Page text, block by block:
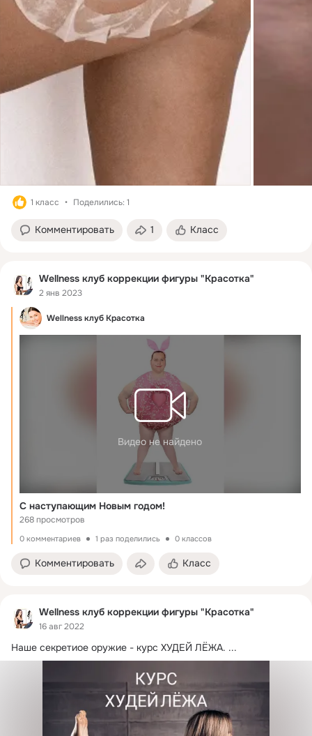
1 класс Поделились: 1
Комментировать 1 Класс
Wellness клуб коррекции фигуры "Красоткa"
2 янв 2023
Wellness клуб Красотка
Видео не найдено
С наступающим Новым годом!
268 просмотров
0 комментариев 1 раз поделились 0 классов
Комментировать Класс
Wellness клуб коррекции фигуры "Красоткa"
16 авг 2022
Haше секретиое оружие - курс ХУДЕЙ ЛЁЖА. ...